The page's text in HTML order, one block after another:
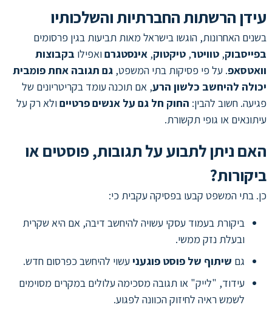
עידן הרשתות החברתיות והשלכותיו
בשנים האחרונות, הוגשו בישראל מאות תביעות בגין פרסומים
בפייסבוק, טוויטר, טיקטוק, אינסטגרםואפילו בקבוצות
וואטסאפ. על פי פסיקות בתי המשפט, גם תגובה אחת פומבית
יכולה להיחשב כלשון הרע, אם תוכנה עומד בקריטריונים של
פגיעה. חשוב להבין: החוק חל גם על אנשים פרטייםולא רק על
עיתונאים או גופי תקשורת.
האם ניתן לתבוע על תגובות, פוסטים או
ביקורות?
כן. בתי המשפט קבעו בפסיקה עקבית כי:
ביקורת בעמוד עסקי עשויה להיחשב דיבה, אם היא שקרית
ובעלת נזק ממשי.
גם שיתוף של פוסט פוגעניעשוי להיחשב כפרסום חדש.
עידוד, "לייק" או תגובה מסכימה עלולים במקרים מסוימים
לשמש ראיה לחיזוק הכוונה לפגוע.